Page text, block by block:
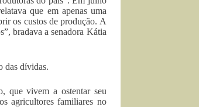
que em apenas uma
os custos de produção. A
bradava a senadora Kátia
das dívidas.
que vivem a ostentar seu
agricultores familiares no